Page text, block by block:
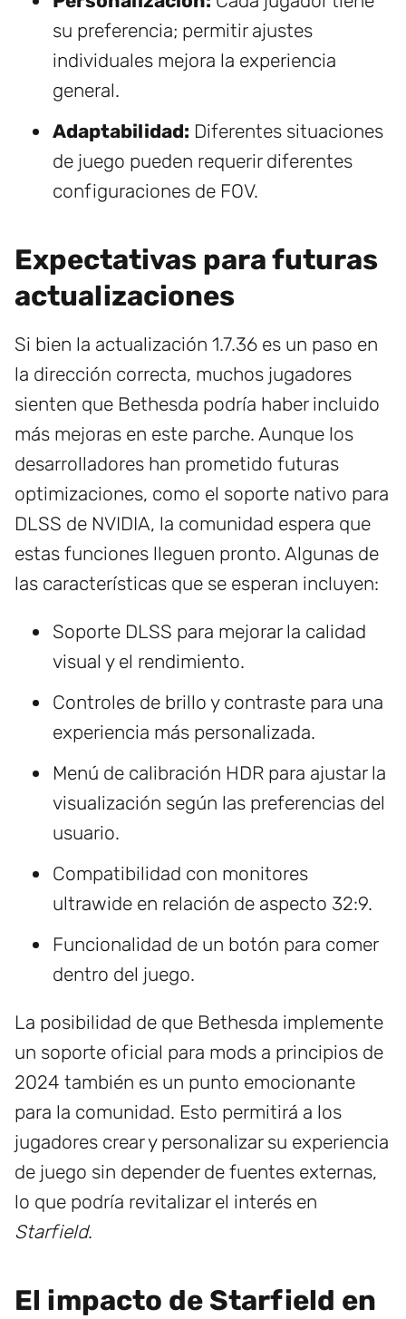
su preferencia; permitir ajustes
individuales mejora la experiencia
general.
Adaptabilidad: Diferentes situaciones
de juego pueden requerir diferentes
configuraciones de FOV.
Expectativas para futuras
actualizaciones
Si bien la actualización 1.7.36 es un paso en
la dirección correcta, muchos jugadores
sienten que Bethesda podría haber incluido
más mejoras en este parche. Aunque los
desarrolladores han prometido futuras
optimizaciones, como el soporte nativo para
DLSS de NVIDIA, la comunidad espera que
estas funciones lleguen pronto. Algunas de
las características que se esperan incluyen:
Soporte DLSS para mejorar la calidad
visual y el rendimiento.
Controles de brillo y contraste para una
experiencia más personalizada.
Menú de calibración HDR para ajustar la
visualización según las preferencias del
usuario.
Compatibilidad con monitores
ultrawide en relación de aspecto 32:9.
Funcionalidad de un botón para comer
dentro del juego.
La posibilidad de que Bethesda implemente
un soporte oficial para mods a principios de
2024 también es un punto emocionante
para la comunidad. Esto permitirá a los
jugadores crear y personalizar su experiencia
de juego sin depender de fuentes externas,
lo que podría revitalizar el interés en
Starfield.
El impacto de Starfield en